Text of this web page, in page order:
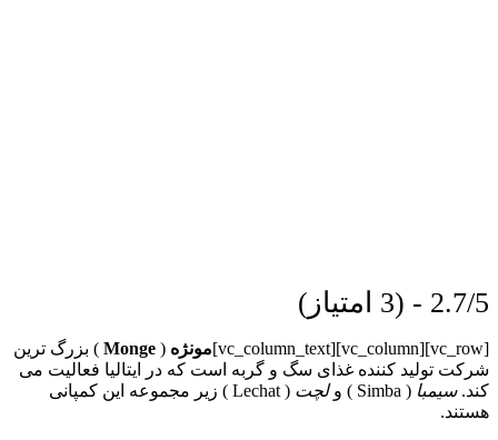
2.7/5 - (3 امتیاز)
[vc_row][vc_column][vc_column_text] مونژه (
Monge ) بزرگ ترین
شرکت تولید کننده غذای سگ و گربه است که در ایتالیا فعالیت می
کند.سیمبا ( Simba ) و لچت
( Lechat ) زیر مجموعه این کمپانی
هستند.